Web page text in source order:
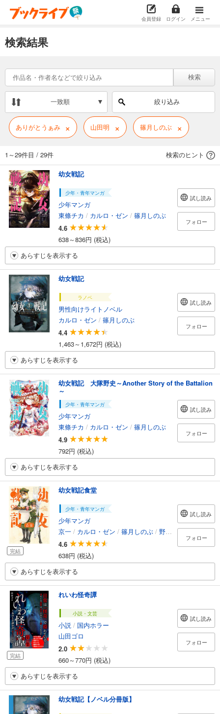
会員登録 ログイン メニュー
検索結果
検索
一致順 絞り込み
ありがとうぁみ × 山田明 × 篠月しのぶ ×
1～29件目 / 29件 検索のヒント
幼女戦記
少年・青年マンガ
少年マンガ
東條チカ / カルロ・ゼン / 篠月しのぶ
4.6
638～836円 (税込)
試し読み
フォロー
あらすじを表示する
幼女戦記
ラノベ
男性向けライトノベル
カルロ・ゼン / 篠月しのぶ
4.4
1,463～1,672円 (税込)
試し読み
フォロー
あらすじを表示する
幼女戦記 大隊野史～Another Story of the Battalion
～
少年・青年マンガ
少年マンガ
東條チカ / カルロ・ゼン / 篠月しのぶ
4.9
792円 (税込)
試し読み
フォロー
あらすじを表示する
完結
幼女戦記食堂
少年・青年マンガ
少年マンガ
京一 / カルロ・ゼン / 篠月しのぶ / 野田浩資
4.6
638円 (税込)
試し読み
フォロー
あらすじを表示する
完結
れいわ怪奇譚
小説・文芸
小説 / 国内ホラー
山田ゴロ
2.0
660～770円 (税込)
試し読み
フォロー
あらすじを表示する
幼女戦記【ノベル分冊版】